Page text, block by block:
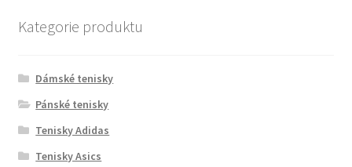
Kategorie produktu
Dámské tenisky
Pánské tenisky
Tenisky Adidas
Tenisky Asics